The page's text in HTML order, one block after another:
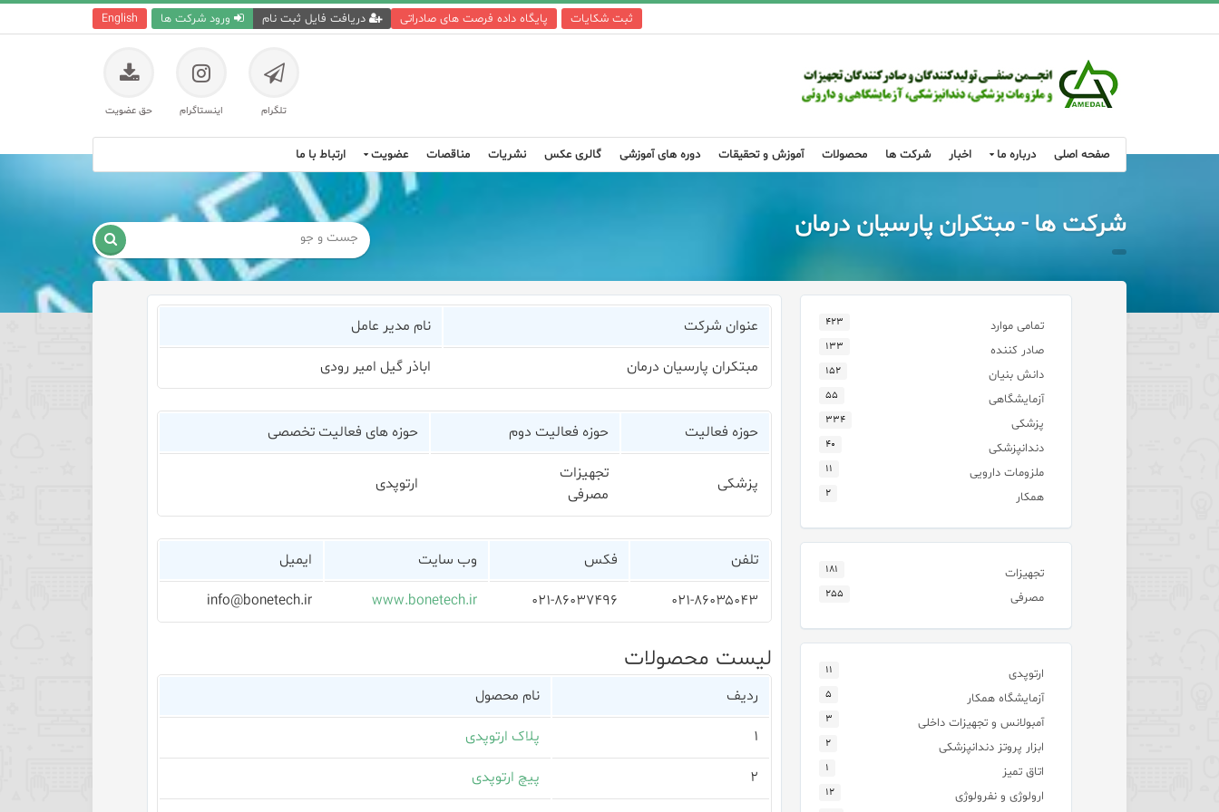
English ورود شرکت ها دریافت فایل ثبت نام پایگاه داده فرصت های صادراتی ثبت شکایات
تلگرام اینستاگرام حق عضویت
صفحه اصلی درباره ما اخبار شرکت ها محصولات آموزش و تحقیقات دوره های آموزشی گالری عکس نشریات مناقصات عضویت ارتباط با ما
شرکت ها - مبتکران پارسیان درمان 
عنوان شرکت نام مدیر عامل
مبتکران پارسیان درمان اباذر گیل امیر رودی
حوزه فعالیت حوزه فعالیت دوم حوزه های فعالیت تخصصی
پزشکی
تجهیزات
مصرفی
ارتوپدی
تلفن فکس وب سایت ایمیل
۰۲۱-۸۶۰۳۵۰۴۳ ۰۲۱-۸۶۰۳۷۴۹۶ www.bonetech.ir
info@bonetech.ir
لیست محصولات
ردیف نام محصول
۱ پلاک ارتوپدی
۲ پیچ ارتوپدی
تمامی موارد ۴۲۳
صادر کننده ۱۳۳
دانش بنیان ۱۵۲
آزمایشگاهی ۵۵
پزشکی ۳۳۴
دندانپزشکی ۴۰
ملزومات دارویی ۱۱
همکار ۲
تجهیزات ۱۸۱
مصرفی ۲۵۵
ارتوپدی ۱۱
آزمایشگاه همکار ۵
آمبولانس و تجهیزات داخلی ۳
ابزار پروتز دندانپزشکی ۲
اتاق تمیز ۱
ارولوژی و نفرولوژی ۱۲